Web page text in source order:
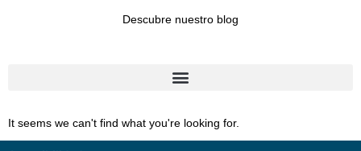
Descubre nuestro blog
It seems we can't find what you're looking for.